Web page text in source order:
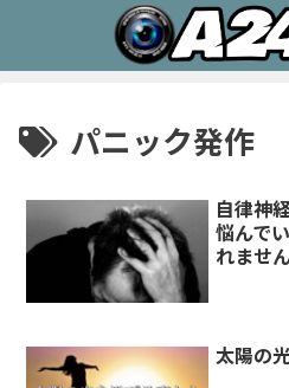
パニック発作
自律神
悩んで
れませ
太陽の